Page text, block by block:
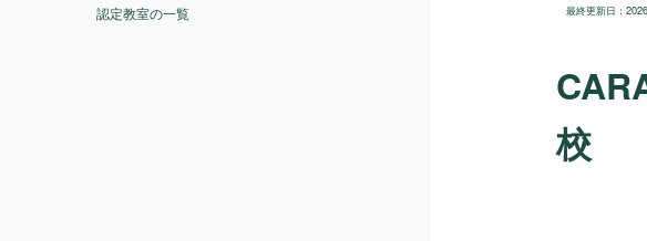
認定教室の一覧
最終更新日：
校